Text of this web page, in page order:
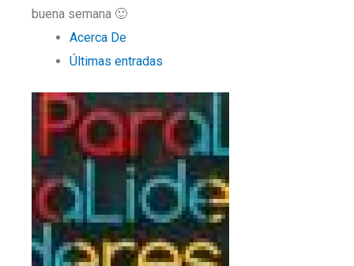
buena semana 🙂
Acerca De
Últimas entradas